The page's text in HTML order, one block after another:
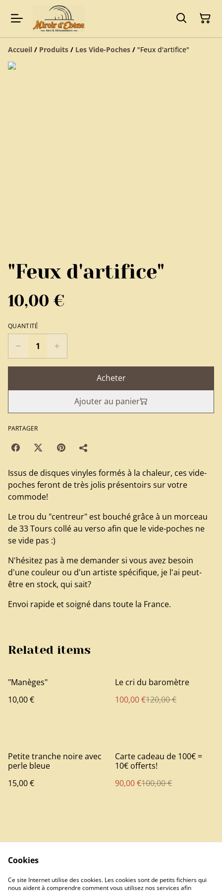
Accueil / Produits / Les Vide-Poches / "Feux d'artifice"
"Feux d'artifice"
10,00 €
QUANTITÉ
Acheter
Ajouter au panier
PARTAGER
Issus de disques vinyles formés à la chaleur, ces vide-
poches feront de très jolis présentoirs sur votre
commode!
Le trou du "centreur" est bouché grâce à un morceau
de 33 Tours collé au verso afin que le vide-poches ne
se vide pas :)
N'hésitez pas à me demander si vous avez besoin
d'une couleur ou d'un artiste spécifique, je l'ai peut-
être en stock, qui sait?
Envoi rapide et soigné dans toute la France.
Related items
"Manèges"
10,00 €
%
Le cri du baromètre
100,00 €120,00 €
Petite tranche noire avec
perle bleue
15,00 €
%
Carte cadeau de 100€ =
10€ offerts!
90,00 €100,00 €
Contact
Cookies
Ce site Internet utilise des cookies. Les cookies sont de petits fichiers qui
nous aident à comprendre comment vous utilisez nos services afin